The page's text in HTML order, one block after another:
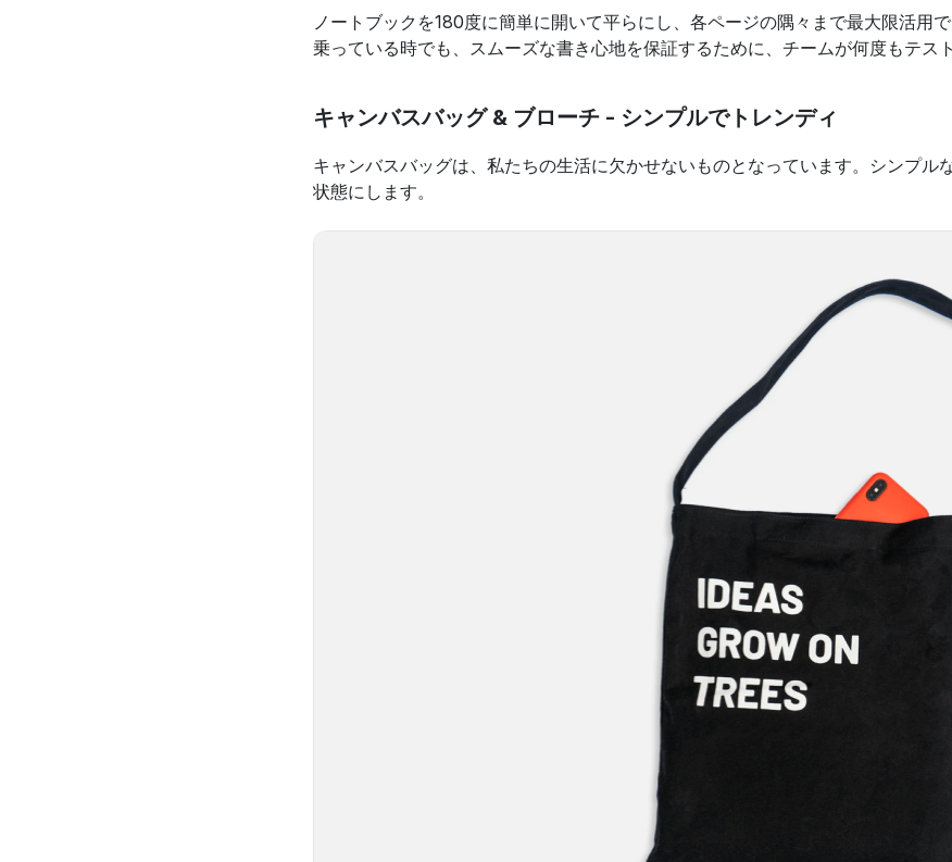
ノートブックを180度に簡単に開いて平らにし、各ページの隅々まで最大限活用
乗っている時でも、スムーズな書き心地を保証するために、チームが何度もテス
キャンバスバッグ & ブローチ - シンプルでトレンディ
キャンバスバッグは、私たちの生活に欠かせないものとなっています。シンプ
状態にします。